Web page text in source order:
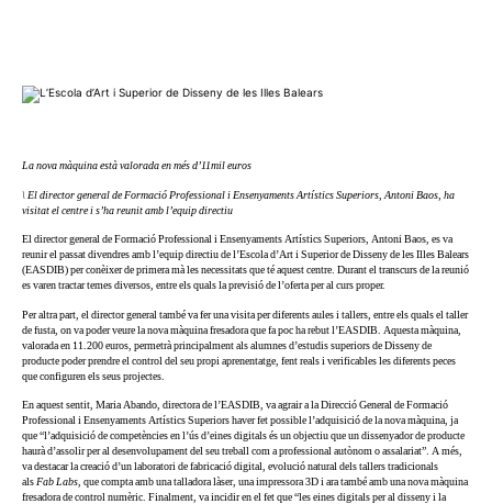
La nova màquina està valorada en més d’11mil euros
\ El director general de Formació Professional i Ensenyaments Artístics Superiors, Antoni Baos, ha
visitat el centre i s’ha reunit amb l’equip directiu
El director general de Formació Professional i Ensenyaments Artístics Superiors, Antoni Baos, es va
reunir el passat divendres amb l’equip directiu de l’Escola d’Art i Superior de Disseny de les Illes Balears
(EASDIB) per conèixer de primera mà les necessitats que té aquest centre. Durant el transcurs de la reunió
es varen tractar temes diversos, entre els quals la previsió de l’oferta per al curs proper.
Per altra part, el director general també va fer una visita per diferents aules i tallers, entre els quals el taller
de fusta, on va poder veure la nova màquina fresadora que fa poc ha rebut l’EASDIB. Aquesta màquina,
valorada en 11.200 euros, permetrà principalment als alumnes d’estudis superiors de Disseny de
producte poder prendre el control del seu propi aprenentatge, fent reals i verificables les diferents peces
que configuren els seus projectes.
En aquest sentit, Maria Abando, directora de l’EASDIB, va agrair a la Direcció General de Formació
Professional i Ensenyaments Artístics Superiors haver fet possible l’adquisició de la nova màquina, ja
que “l’adquisició de competències en l’ús d’eines digitals és un objectiu que un dissenyador de producte
haurà d’assolir per al desenvolupament del seu treball com a professional autònom o assalariat”. A més,
va destacar la creació d’un laboratori de fabricació digital, evolució natural dels tallers tradicionals
alsFab Labs, que compta amb una talladora làser, una impressora 3D i ara també amb una nova màquina
fresadora de control numèric. Finalment, va incidir en el fet que “les eines digitals per al disseny i la